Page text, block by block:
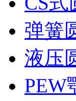
弹簧
液压
PEW